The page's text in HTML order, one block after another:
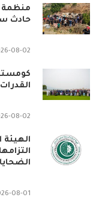
منظمة
حادث
08-02
08-02
الهيئة
الضحايا
08-01